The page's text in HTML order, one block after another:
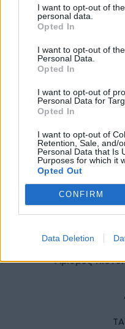
I want to opt-out of
personal data.
Opted In
I want to opt-out of
Personal Data.
Opted In
I want to opt-out of
Personal Data for
Opted In
I want to opt-out of
Retention, Sale, and/
Personal Data that Is
Purposes for which it
Opted Out
CONFIRM
Data Deletion
Γεωργιάδης:
τη συνεργασία
27 Φεβρουαρίου 2026
©
Αριθμός